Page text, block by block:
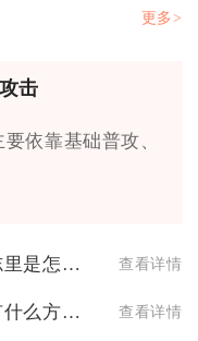
更多>
击
依靠基础普攻、
少年曹操在少年三国志里是怎么得到的 查看详情
全民奇迹的护盾上限有什么方式可以增加 查看详情